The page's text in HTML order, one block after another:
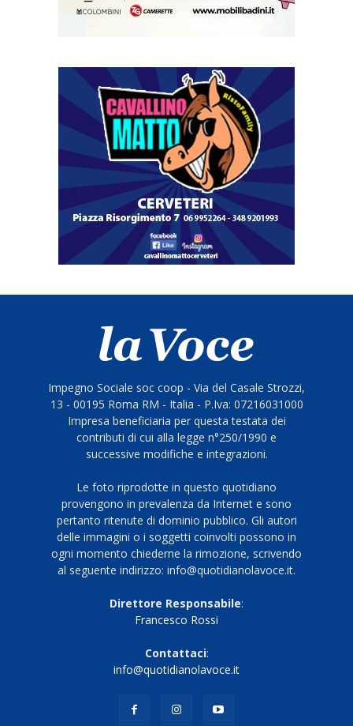
Impegno Sociale soc coop - Via del Casale Strozzi,
13 - 00195 Roma RM - Italia - P.Iva: 07216031000
Impresa beneficiaria per questa testata dei
contributi di cui alla legge n°250/1990 e
successive modifiche e integrazioni.
Le foto riprodotte in questo quotidiano
provengono in prevalenza da Internet e sono
pertanto ritenute di dominio pubblico. Gli autori
delle immagini o i soggetti coinvolti possono in
ogni momento chiederne la rimozione, scrivendo
al seguente indirizzo: info@quotidianolavoce.it.
Direttore Responsabile:
Francesco Rossi
Contattaci:
info@quotidianolavoce.it